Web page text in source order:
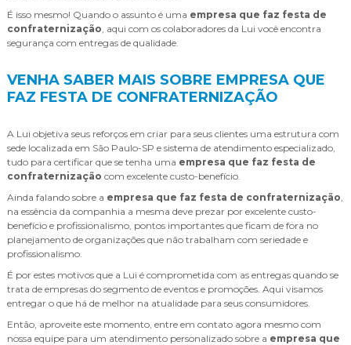
É isso mesmo! Quando o assunto é uma empresa que faz festa de
confraternização, aqui com os colaboradores da Lui você encontra
segurança com entregas de qualidade.
VENHA SABER MAIS SOBRE EMPRESA QUE
FAZ FESTA DE CONFRATERNIZAÇÃO
A Lui objetiva seus reforços em criar para seus clientes uma estrutura com
sede localizada em São Paulo-SP e sistema de atendimento especializado,
tudo para certificar que se tenha uma empresa que faz festa de
confraternização com excelente custo-benefício.
Ainda falando sobre a empresa que faz festa de confraternização,
na essência da companhia a mesma deve prezar por excelente custo-
benefício e profissionalismo, pontos importantes que ficam de fora no
planejamento de organizações que não trabalham com seriedade e
profissionalismo.
É por estes motivos que a Lui é comprometida com as entregas quando se
trata de empresas do segmento de eventos e promoções. Aqui visamos
entregar o que há de melhor na atualidade para seus consumidores.
Então, aproveite este momento, entre em contato agora mesmo com
nossa equipe para um atendimento personalizado sobre a empresa que